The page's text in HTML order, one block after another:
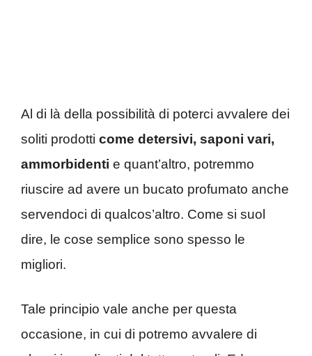
Al di là della possibilità di poterci avvalere dei
soliti prodotti come detersivi, saponi vari,
ammorbidenti e quant’altro, potremmo
riuscire ad avere un bucato profumato anche
servendoci di qualcos’altro. Come si suol
dire, le cose semplice sono spesso le
migliori.
Tale principio vale anche per questa
occasione, in cui di potremo avvalere di